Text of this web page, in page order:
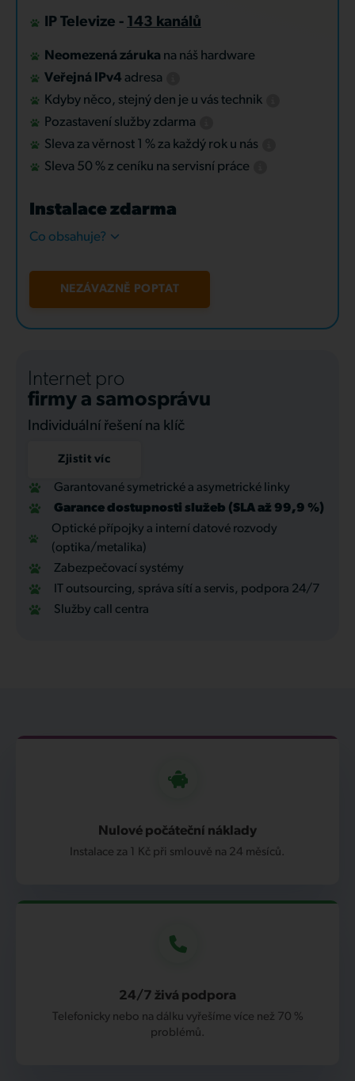
IP Televize - 143 kanálů
Neomezená záruka na náš hardware
Veřejná IPv4 adresa
Kdyby něco, stejný den je u vás technik
Pozastavení služby zdarma
Sleva za věrnost 1 % za každý rok u nás
Sleva 50 % z ceníku na servisní práce
Instalace zdarma
Co obsahuje?
NEZÁVAZNĚ POPTAT
Internet pro
firmy a samosprávu
Individuální řešení na klíč
Zjistit víc
Garantované symetrické a asymetrické linky
Garance dostupnosti služeb (SLA až 99,9 %)
Optické přípojky a interní datové rozvody
(optika/metalika)
Zabezpečovací systémy
IT outsourcing, správa sítí a servis, podpora 24/7
Služby call centra
Nulové počáteční náklady
Instalace za 1 Kč při smlouvě na 24 měsíců.
24/7 živá podpora
Telefonicky nebo na dálku vyřešíme více než 70 %
problémů.